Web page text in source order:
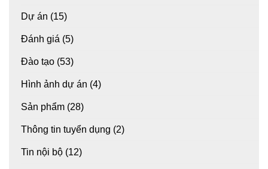
Dự án (15)
Đánh giá (5)
Đào tạo (53)
Hình ảnh dự án (4)
Sản phẩm (28)
Thông tin tuyển dụng (2)
Tin nội bộ (12)